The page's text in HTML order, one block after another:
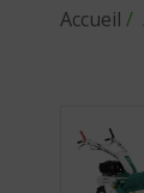
Accueil /